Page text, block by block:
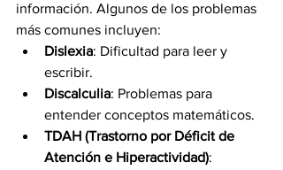
información. Algunos de los problemas
más comunes incluyen:
Dislexia: Dificultad para leer y
escribir.
Discalculia: Problemas para
entender conceptos matemáticos.
TDAH (Trastorno por Déficit de
Atención e Hiperactividad):